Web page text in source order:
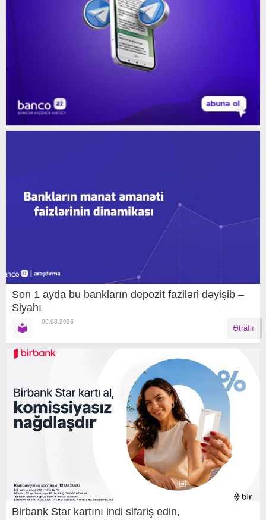
Son 1 ayda bu bankların depozit faziləri dəyişib –
Siyahı
06.08.2026
Ətraflı
Birbank Star kartını indi sifariş edin,